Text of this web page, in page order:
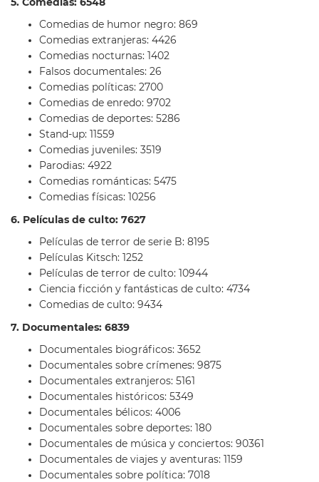
Comedias de humor negro: 869
Comedias extranjeras: 4426
Comedias nocturnas: 1402
Falsos documentales: 26
Comedias políticas: 2700
Comedias de enredo: 9702
Comedias de deportes: 5286
Stand-up: 11559
Comedias juveniles: 3519
Parodias: 4922
Comedias románticas: 5475
Comedias físicas: 10256
6. Películas de culto: 7627
Películas de terror de serie B: 8195
Películas Kitsch: 1252
Películas de terror de culto: 10944
Ciencia ficción y fantásticas de culto: 4734
Comedias de culto: 9434
7. Documentales: 6839
Documentales biográficos: 3652
Documentales sobre crímenes: 9875
Documentales extranjeros: 5161
Documentales históricos: 5349
Documentales bélicos: 4006
Documentales sobre deportes: 180
Documentales de música y conciertos: 90361
Documentales de viajes y aventuras: 1159
Documentales sobre política: 7018